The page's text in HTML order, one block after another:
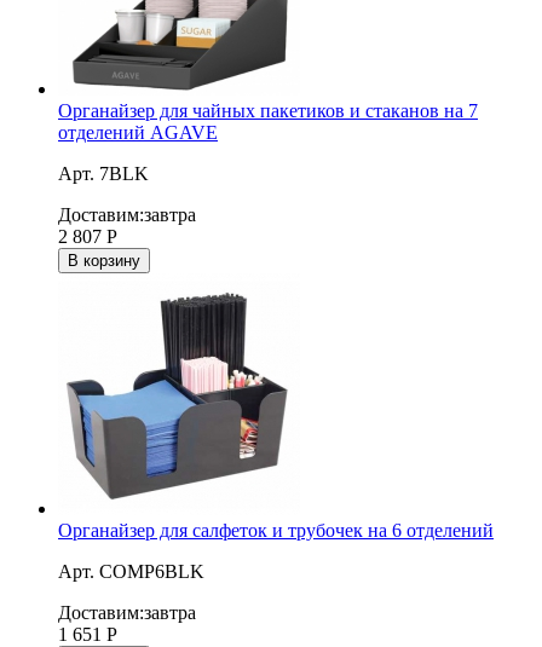
Органайзер для чайных пакетиков и стаканов на 7
отделений AGAVE
Арт. 7BLK
Доставим:завтра
2 807 Р
В корзину
Органайзер для салфеток и трубочек на 6 отделений
Арт. COMP6BLK
Доставим:завтра
1 651 Р